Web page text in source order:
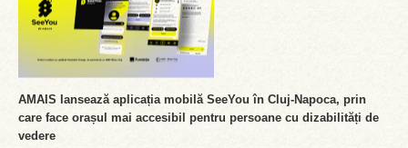
AMAIS lansează aplicația mobilă SeeYou în Cluj-Napoca, prin
care face orașul mai accesibil pentru persoane cu dizabilități de
vedere